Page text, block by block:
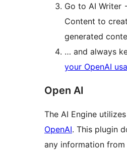
Go to AI Writer
Content to
generated
… and always
your OpenAI
Open AI
The AI Engine
OpenAI. This plugin
any information from